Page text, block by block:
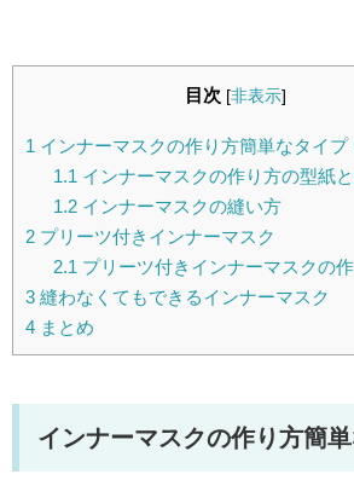
目次 [非表示]
1 インナーマスクの作り方簡単なタイプ
1.1 インナーマスクの作り方の型紙
1.2インナーマスクの縫い方
2 プリーツ付きインナーマスク
2.1 プリーツ付きインナーマスクの
3 縫わなくてもできるインナーマスク
4 まとめ
インナーマスクの作り方簡単